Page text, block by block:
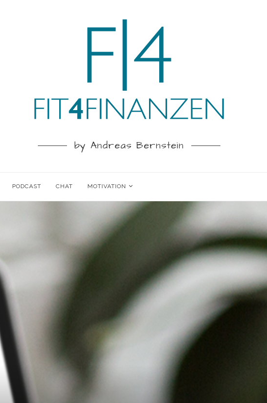
by Andreas Bernstein
PODCAST CHAT MOTIVATION